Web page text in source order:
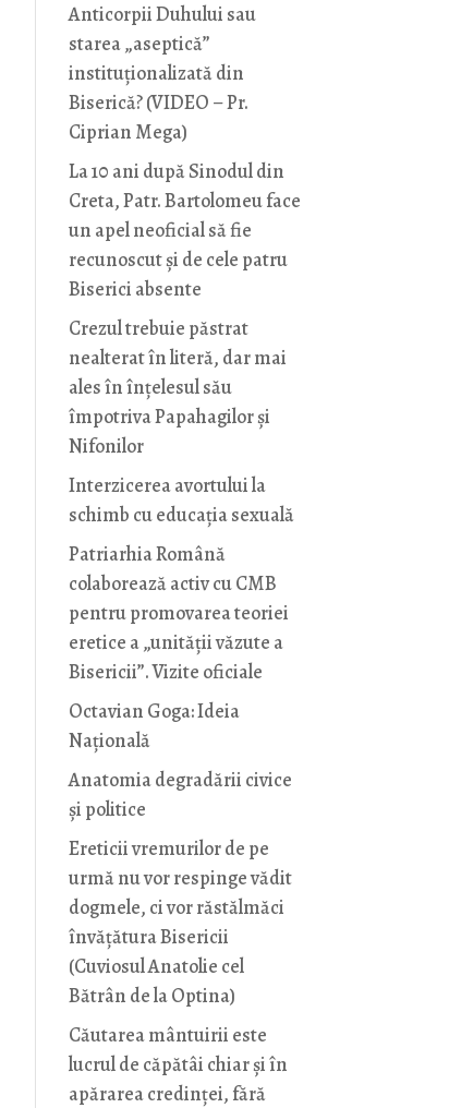
Anticorpii Duhului sau
starea „aseptică”
instituționalizată din
Biserică? (VIDEO – Pr.
Ciprian Mega)
La 10 ani după Sinodul din
Creta, Patr. Bartolomeu face
un apel neoficial să fie
recunoscut și de cele patru
Biserici absente
Crezul trebuie păstrat
nealterat în literă, dar mai
ales în înțelesul său
împotriva Papahagilor și
Nifonilor
Interzicerea avortului la
schimb cu educaţia sexuală
Patriarhia Română
colaborează activ cu CMB
pentru promovarea teoriei
eretice a „unității văzute a
Bisericii”. Vizite oficiale
Octavian Goga: Ideia
Naţională
Anatomia degradării civice
și politice
Ereticii vremurilor de pe
urmă nu vor respinge vădit
dogmele, ci vor răstălmăci
învățătura Bisericii
(Cuviosul Anatolie cel
Bătrân de la Optina)
Căutarea mântuirii este
lucrul de căpătâi chiar și în
apărarea credinței, fără